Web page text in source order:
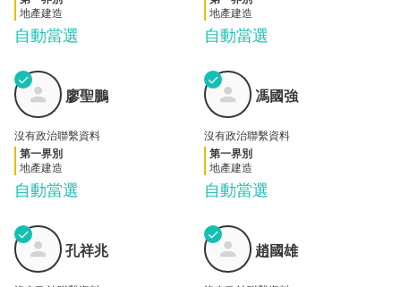
自動當選
地產建造
自動當選
地產建造
廖聖
鵬
✓
自動當選
廖聖鵬
沒有政治聯繫資料
第一界別
地產建造
馮國
強
✓
自動當選
馮國強
沒有政治聯繫資料
第一界別
地產建造
孔祥
兆
✓
孔祥兆
趙國
雄
✓
趙國雄